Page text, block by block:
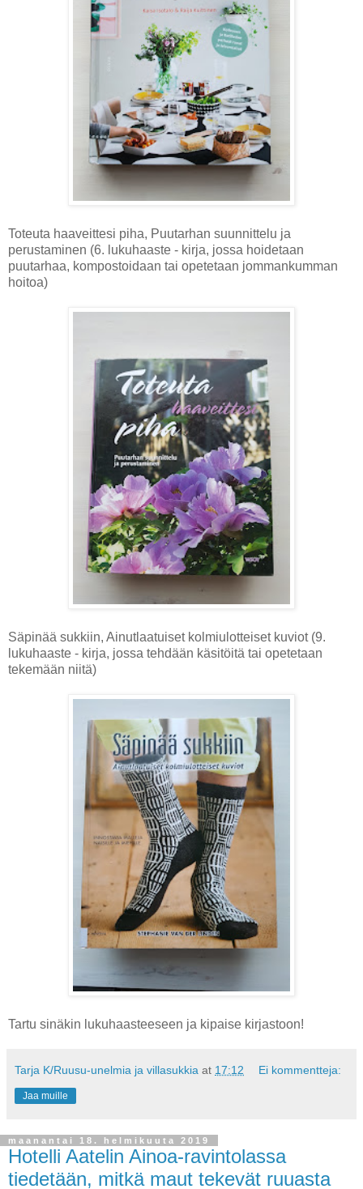
Toteuta haaveittesi piha, Puutarhan suunnittelu ja
perustaminen (6. lukuhaaste - kirja, jossa hoidetaan
puutarhaa, kompostoidaan tai opetetaan jommankumman
hoitoa)
Säpinää sukkiin, Ainutlaatuiset kolmiulotteiset kuviot (9.
lukuhaaste - kirja, jossa tehdään käsitöitä tai opetetaan
tekemään niitä)
Tartu sinäkin lukuhaasteeseen ja kipaise kirjastoon!
Tarja K/Ruusu-unelmia ja villasukkia at 17:12 Ei kommentteja:
Jaa muille
maanantai 18. helmikuuta 2019
Hotelli Aatelin Ainoa-ravintolassa
tiedetään, mitkä maut tekevät ruuasta